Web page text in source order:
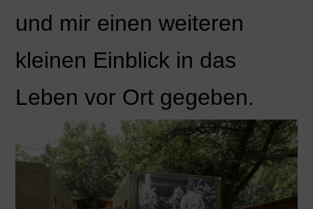
und mir einen weiteren
kleinen Einblick in das
Leben vor Ort gegeben.